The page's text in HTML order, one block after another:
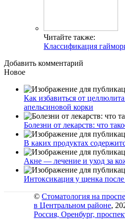
Читайте также:
Классификация
Добавить комментарий
Новое
Как избавиться от
апельсиновой корки
Болезни от лекарств: что
В каких продуктах
Акне — лечение и уход за
Интоксикация у щенка после
© Стоматология на
в Центральном районе,
Россия, Оренбург,